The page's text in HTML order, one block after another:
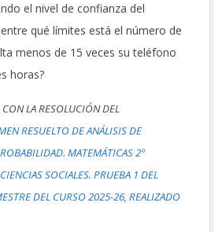
el nivel de confianza del
qué límites está el número de
menos de 15 veces su teléfono
horas?
LA RESOLUCIÓN DEL
RESUELTO DE ANÁLISIS DE
MATEMÁTICAS 2º
SOCIALES. PRUEBA 1 DEL
DEL CURSO 2025-26, REALIZADO